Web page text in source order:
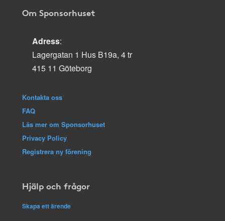
Om Sponsorhuset
Adress:
Lagergatan 1 Hus B19a, 4 tr
415 11 Göteborg
Kontakta oss
FAQ
Läs mer om Sponsorhuset
Privacy Policy
Registrera ny förening
Hjälp och frågor
Skapa ett ärende